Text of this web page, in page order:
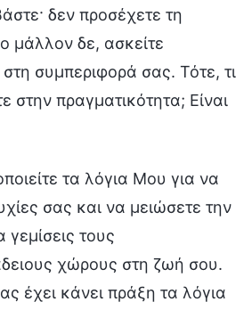
δεν προσέχετε τη
μάλλον δε, ασκείτε
συμπεριφορά σας. Τότε, τι
στην πραγματικότητα; Είναι
τα λόγια Μου για να
σας και να μειώσετε την
τους
χώρους στη ζωή σου.
έχει κάνει πράξη τα λόγια